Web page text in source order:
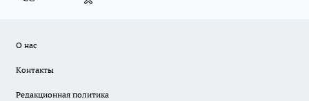
О нас
Контакты
Редакционная политика